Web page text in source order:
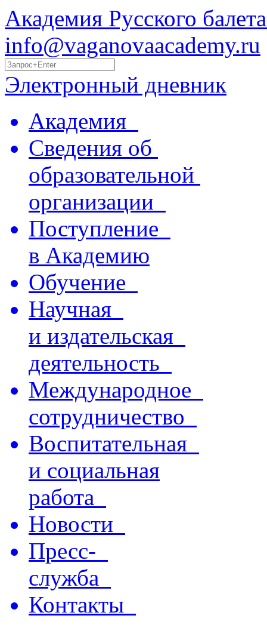
Академия Русского
info@vaganovaacademy.ru
Электронный дневник
Академия
Сведения об
образовательной
организации
Поступление
в Академию
Обучение
Научная
и издательская
деятельность
Международное
сотрудничество
Воспитательная
и социальная
работа
Новости
Пресс-
служба
Контакты